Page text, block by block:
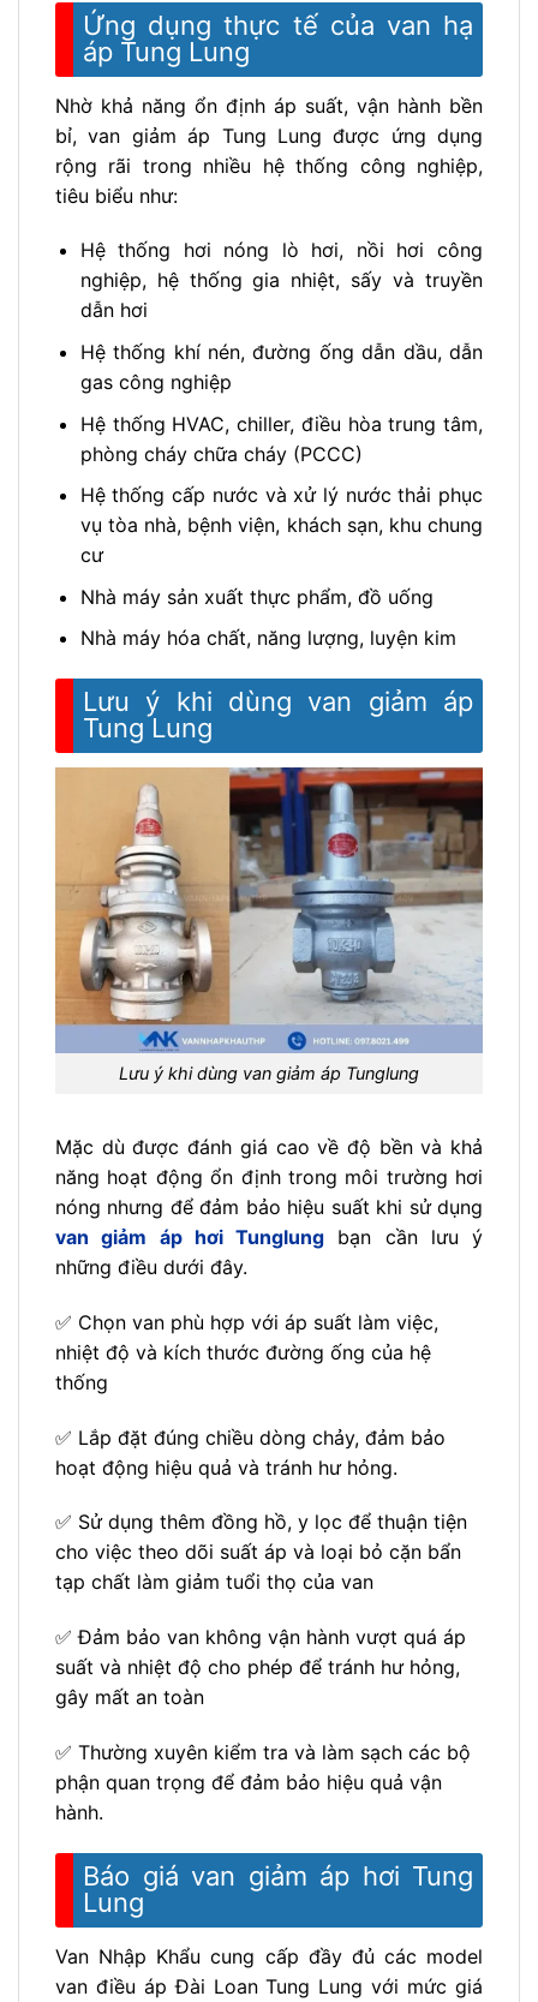
Ứng dụng thực tế của van hạ
áp Tung Lung
Nhờ khả năng ổn định áp suất, vận hành bền
bỉ, van giảm áp Tung Lung được ứng dụng
rộng rãi trong nhiều hệ thống công nghiệp,
tiêu biểu như:
Hệ thống hơi nóng lò hơi, nồi hơi công
nghiệp, hệ thống gia nhiệt, sấy và truyền
dẫn hơi
Hệ thống khí nén, đường ống dẫn dầu, dẫn
gas công nghiệp
Hệ thống HVAC, chiller, điều hòa trung tâm,
phòng cháy chữa cháy (PCCC)
Hệ thống cấp nước và xử lý nước thải phục
vụ tòa nhà, bệnh viện, khách sạn, khu chung
cư
Nhà máy sản xuất thực phẩm, đồ uống
Nhà máy hóa chất, năng lượng, luyện kim
Lưu ý khi dùng van giảm áp
Tung Lung
Lưu ý khi dùng van giảm áp Tunglung
Mặc dù được đánh giá cao về độ bền và khả
năng hoạt động ổn định trong môi trường hơi
nóng nhưng để đảm bảo hiệu suất khi sử dụng
van giảm áp hơi Tunglung bạn cần lưu ý
những điều dưới đây.
✅ Chọn van phù hợp với áp suất làm việc,
nhiệt độ và kích thước đường ống của hệ
thống
✅ Lắp đặt đúng chiều dòng chảy, đảm bảo
hoạt động hiệu quả và tránh hư hỏng.
✅ Sử dụng thêm đồng hồ, y lọc để thuận tiện
cho việc theo dõi suất áp và loại bỏ cặn bẩn
tạp chất làm giảm tuổi thọ của van
✅ Đảm bảo van không vận hành vượt quá áp
suất và nhiệt độ cho phép để tránh hư hỏng,
gây mất an toàn
✅ Thường xuyên kiểm tra và làm sạch các bộ
phận quan trọng để đảm bảo hiệu quả vận
hành.
Báo giá van giảm áp hơi Tung
Lung
Van Nhập Khẩu cung cấp đầy đủ các model
van điều áp Đài Loan Tung Lung với mức giá